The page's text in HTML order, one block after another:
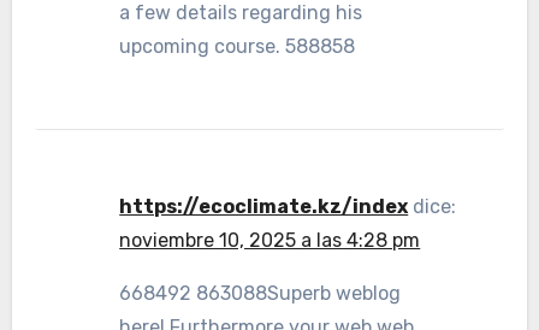
a few details regarding his
upcoming course. 588858
https://ecoclimate.kz/index dice:
noviembre 10, 2025 a las 4:28 pm
668492 863088Superb weblog